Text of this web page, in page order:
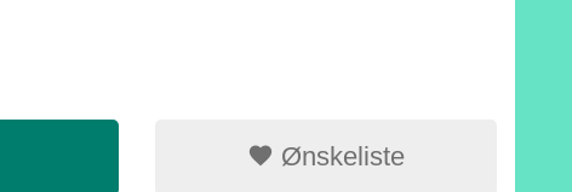
Ønskeliste